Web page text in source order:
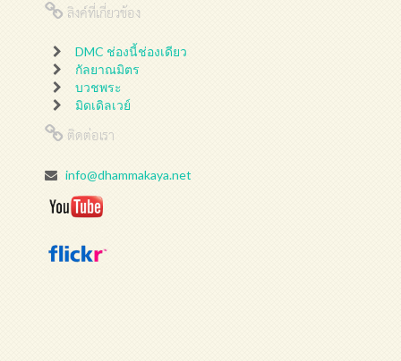
ลิงค์ที่เกี่ยวข้อง
DMC ช่องนี้ช่องเดียว
กัลยาณมิตร
บวชพระ
มิดเดิลเวย์
ติดต่อเรา
info@dhammakaya.net